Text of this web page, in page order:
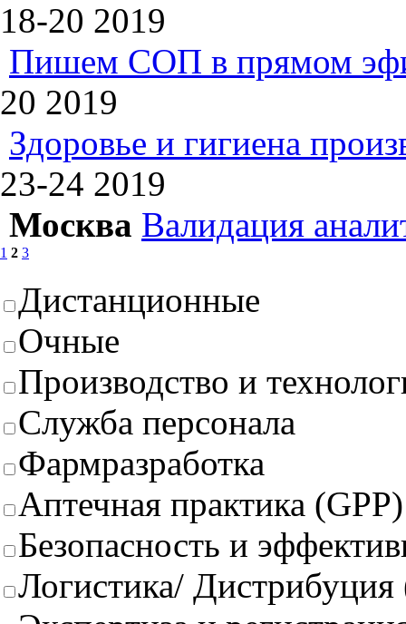
18-20 2019
Пишем СОП в прямом
20 2019
Здоровье и гигиена
23-24 2019
Москва Валидация
1 2 3
Дистанционные
Очные
Производство и
Служба персонала
Фармразработка
Аптечная практика (GPP)
Безопасность и
Логистика/